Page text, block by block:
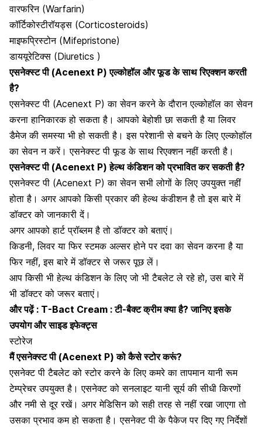
वारफरिन (Warfarin)
कॉर्टिकोस्टीरॉयड्स (Corticosteroids)
माइफप्रिस्टोन (Mifepristone)
डाययूरेटिक्स (Diuretics )
एसनेक्स्ट पी (Acenext P) एल्कोहॉल और फूड के साथ रिएक्शन करती
है?
एसनेक्स्ट पी (Acenext P) का सेवन करने के दौरान एल्कोहॉल का सेवन
करना हानिकारक हो सकता है। आपको बेहोशी छा सकती है या लिवर
डैमेज की समस्या भी हो सकती है। इस परेशानी से बचने के लिए एल्कोहॉल
का सेवन न करें। एसनेक्स्ट पी फूड के साथ रिएक्शन नहीं करती है।
एसनेक्स्ट पी (Acenext P) हेल्थ कंडिशन को प्रभावित कर सकती है?
एसनेक्स्ट पी (Acenext P) का सेवन सभी लोगों के लिए उपयुक्त नहीं
होता है। अगर आपको किसी प्रकार कीहेल्थ कंडीशनहै तो इस बारे में
डॉक्टर को जानकारी दें।
अगर आपकोहार्ट प्रॉब्लमहै तो डॉक्टर को बताएं।
किडनी, लिवर या फिर स्टमक अल्सर होने पर दवा का सेवन करना है या
फिर नहीं, इस बारे में डॉक्टर से जरूर पूछ लें।
आप किसी भी हेल्थ कंडिशन के लिए जो भी टैबलेट ले रहे हो, उस बारे में
भी डॉक्टर को जरूर बताएं।
और पढ़ें : T-Bact Cream : टी-बैक्ट क्रीम क्या है? जानिए इसके
उपयोग और साइड इफेक्ट्स
स्टोरेज
मैंएसनेक्स्ट पी (Acenext P)को कैसे स्टोर करूं?
एसनेक्ट पी टैबलेट को स्टोर करने के लिए कमरे का तापमान यानी रूम
टेम्प्रेचर उपयुक्त है। एसनेक्ट को सनलाइट यानी सूर्य की सीधी किरणों
और नमी से दूर रखें। अगर मेडिसिन को सही तरह से नहीं रखा जाएगा तो
उसका प्रभाव कम हो सकता है। एसनेक्ट पी के पैकेज पर दिए गए निर्देशों